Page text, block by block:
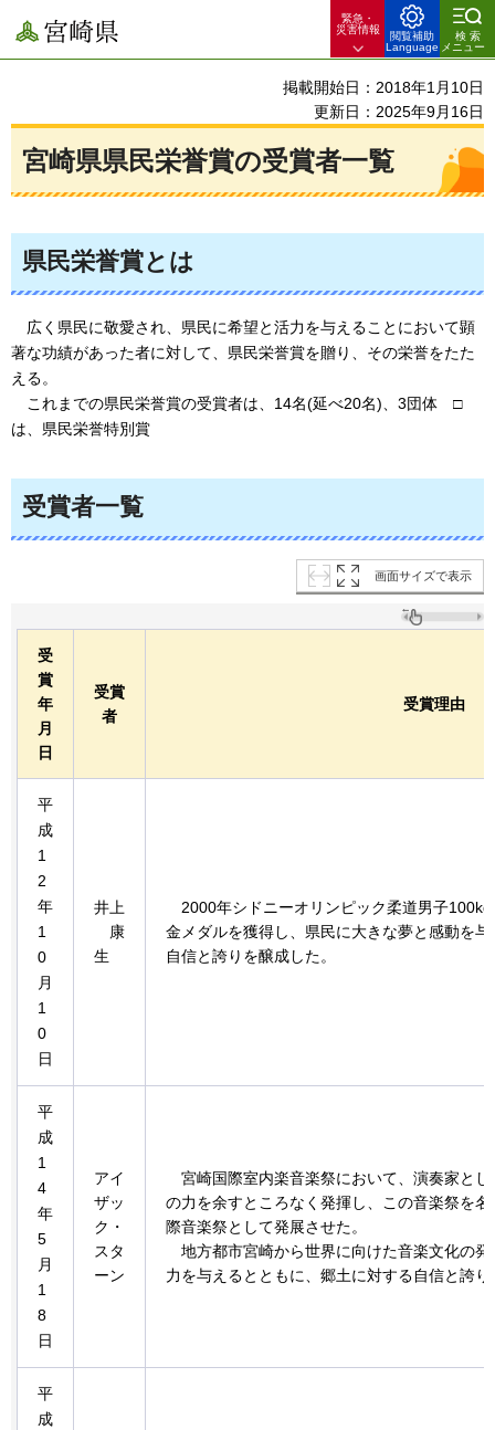
宮崎県
緊急・
災害情報
閲覧補助
Language
検索
メニュー
掲載開始日：2018年1月10日
更新日：2025年9月16日
宮崎県県民栄誉賞の受賞者一覧
県民栄誉賞とは
広く 県民に敬愛され、県民に希望と活力を与えることにおいて顕
著な功績があった者に対して、県民栄誉賞を贈り、その栄誉をたた
える。
これまでの県民栄誉賞の受賞者は、14名(延べ20名)、3団体
□
は、県民栄誉特別賞
受賞者一覧
画面サイズで表示
受
賞
年
月
日
受賞
者
受賞理由
平
成
1
2
年
1
0
月
1
0
日
井上
康
生
2000年シドニーオリンピック柔道男子
金メダルを獲得し、県民に大きな夢と感動を
自信と誇りを醸成した。
平
成
1
4
年
5
月
1
8
日
アイ
ザッ
ク・
スタ
ーン
宮崎国際室内楽音楽祭において、演奏家と
の力を余すところなく発揮し、この音楽祭を
際音楽祭として発展させた。
地方都市宮崎から世界に向けた音楽文化の
力を与えるとともに、郷土に対する自信と誇
平
成